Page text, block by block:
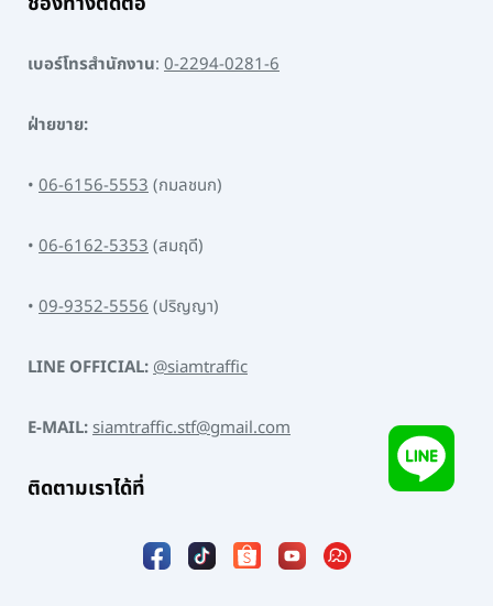
เบอร์โทรสำนักงาน: 0-2294-0281-6
ฝ่ายขาย:
• 06-6156-5553 (กมลชนก)
• 06-6162-5353 (สมฤดี)
• 09-9352-5556 (ปริญญา)
LINE OFFICIAL: @siamtraffic
E-MAIL: siamtraffic.stf@gmail.com
ติดตามเราได้ที่